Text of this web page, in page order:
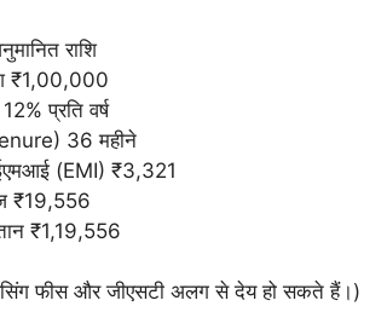
राशि
₹1,00,000
प्रति वर्ष
36 महीने
(EMI) ₹3,321
₹19,556
₹1,19,556
फीस और जीएसटी अलग से देय हो सकते हैं।)